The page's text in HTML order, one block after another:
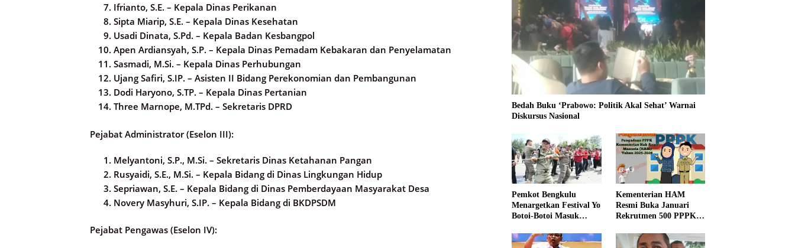
Ifrianto, S.E. – Kepala Dinas Perikanan
Sipta Miarip, S.E. – Kepala Dinas Kesehatan
Usadi Dinata, S.Pd. – Kepala Badan Kesbangpol
Apen Ardiansyah, S.P. – Kepala Dinas Pemadam Kebakaran dan Penyelamatan
Sasmadi, M.Si. – Kepala Dinas Perhubungan
Ujang Safiri, S.IP. – Asisten II Bidang Perekonomian dan Pembangunan
Dodi Haryono, S.TP. – Kepala Dinas Pertanian
Three Marnope, M.TPd. – Sekretaris DPRD
Pejabat Administrator (Eselon III):
Melyantoni, S.P., M.Si. – Sekretaris Dinas Ketahanan Pangan
Rusyaidi, S.E., M.Si. – Kepala Bidang di Dinas Lingkungan Hidup
Sepriawan, S.E. – Kepala Bidang di Dinas Pemberdayaan Masyarakat Desa
Novery Masyhuri, S.IP. – Kepala Bidang di BKDPSDM
Pejabat Pengawas (Eselon IV):
Bedah Buku ‘Prabowo: Politik Akal Sehat’ Warnai
Diskursus Nasional
Pemkot Bengkulu
Menargetkan Festival Yo
Botoi-Botoi Masuk
Nasional
Kementerian HAM
Resmi Buka Januari
Rekrutmen 500 PPPK,